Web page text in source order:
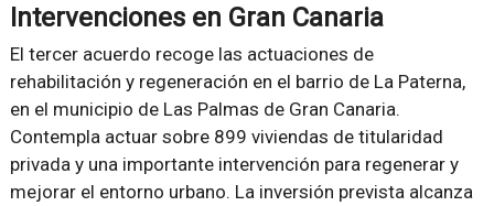
Intervenciones en Gran Canaria
El tercer acuerdo recoge las actuaciones de
rehabilitación y regeneración en el barrio de La Paterna,
en el municipio de Las Palmas de Gran Canaria.
Contempla actuar sobre 899 viviendas de titularidad
privada y una importante intervención para regenerar y
mejorar el entorno urbano. La inversión prevista alcanza